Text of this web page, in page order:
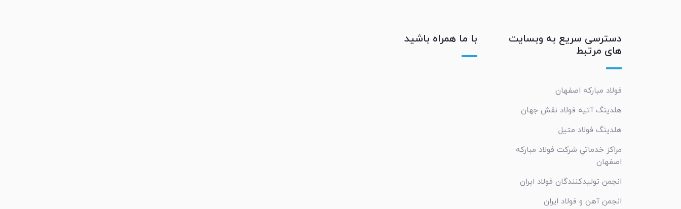
دسترسی سریع به وبسایت
های مرتبط
فولاد مبارکه اصفهان
هلدینگ آتیه فولاد نقش جهان
هلدینگ فولاد متیل
مراکز خدماتي شرکت فولاد مبارکه
اصفهان
انجمن تولیدکنندگان فولاد ایران
انجمن آهن و فولاد ایران
با ما همراه باشید